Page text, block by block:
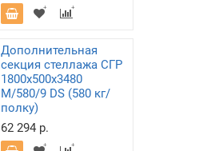
Дополнительная
секция стеллажа СГР
1800х500х3480
M/580/9 DS (580 кг/
полку)
62 294 р.